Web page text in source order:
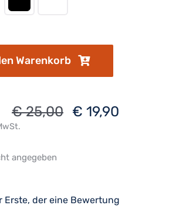
Warenkorb
€25,00
Ursprünglicher
war:
€ 25,00
€ 19,90
Aktueller
ist:
€ 19,90.
angegeben
Erste, der eine Bewertung